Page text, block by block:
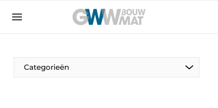
Bedrijven
Contact
Categorieën